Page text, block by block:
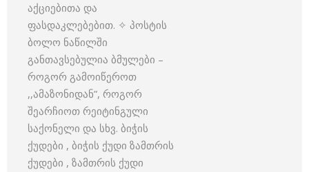
აქციებითა და
ფასდაკლებებით. ✧ პოსტის
ბოლო ნაწილში
განთავსებულია ბმულები –
როგორ გამოიწეროთ
,,ამაზონიდან”, როგორ
შეარჩიოთ რეიტინგული
საქონელი და სხვ. ბიჭის
ქუდები , ბიჭის ქუდი ზამთრის
ქუდები , ზამთრის ქუდი